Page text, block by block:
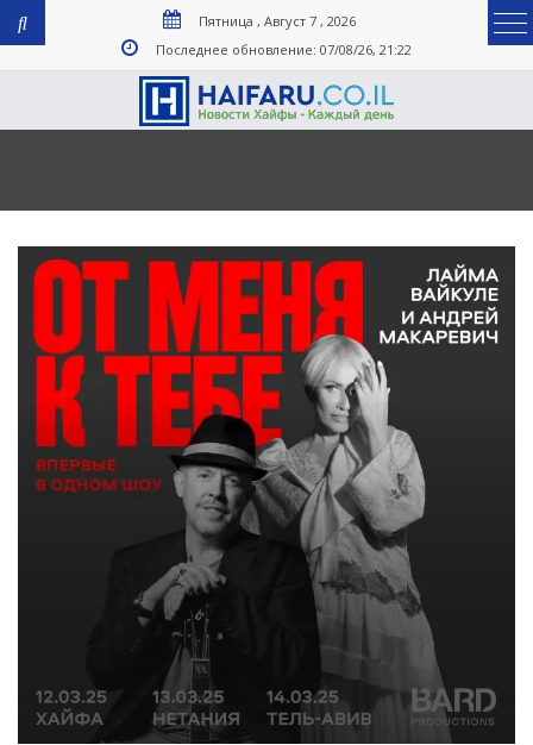
Пятница , Август 7 , 2026
Последнее обновление: 07/08/26, 21:22